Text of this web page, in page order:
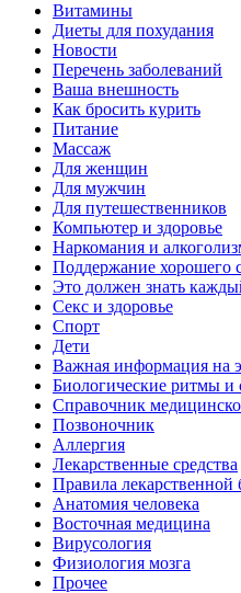
Витамины
Диеты для похудания
Новости
Перечень заболеваний
Ваша внешность
Как бросить курить
Питание
Массаж
Для женщин
Для мужчин
Для путешественников
Компьютер и здоровье
Наркомания и
Поддержание хорошего
Это должен знать
Секс и здоровье
Спорт
Дети
Важная информация на
Биологические ритмы и
Справочник
Позвоночник
Аллергия
Лекарственные средства
Правила лекарственной
Aнатомия человека
Восточная медицина
Вирусология
Физиология мозга
Прочее